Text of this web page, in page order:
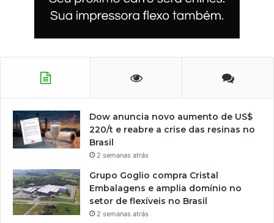
Dow anuncia novo aumento de US$
220/t e reabre a crise das resinas no
Brasil
2 semanas atrás
Grupo Goglio compra Cristal
Embalagens e amplia domínio no
setor de flexíveis no Brasil
2 semanas atrás